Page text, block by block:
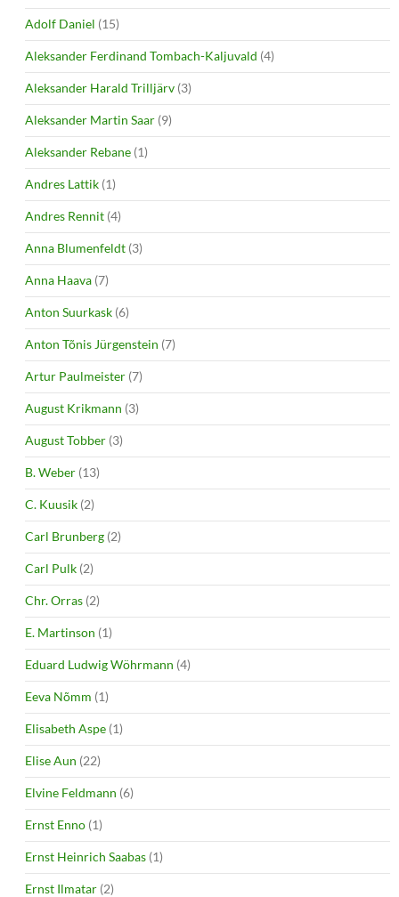
Adolf Daniel (15)
Aleksander Ferdinand Tombach-Kaljuvald (4)
Aleksander Harald Trilljärv (3)
Aleksander Martin Saar (9)
Aleksander Rebane (1)
Andres Lattik (1)
Andres Rennit (4)
Anna Blumenfeldt (3)
Anna Haava (7)
Anton Suurkask (6)
Anton Tõnis Jürgenstein (7)
Artur Paulmeister (7)
August Krikmann (3)
August Tobber (3)
B. Weber (13)
C. Kuusik (2)
Carl Brunberg (2)
Carl Pulk (2)
Chr. Orras (2)
E. Martinson (1)
Eduard Ludwig Wöhrmann (4)
Eeva Nõmm (1)
Elisabeth Aspe (1)
Elise Aun (22)
Elvine Feldmann (6)
Ernst Enno (1)
Ernst Heinrich Saabas (1)
Ernst Ilmatar (2)